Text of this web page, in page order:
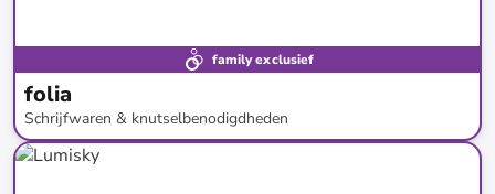
family exclusief
folia
Schrijfwaren & knutselbenodigdheden
tot-59%*